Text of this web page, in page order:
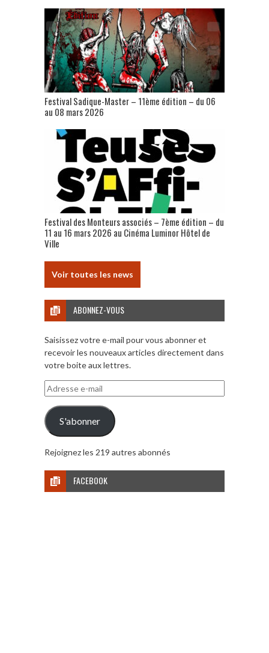
Festival Sadique-Master – 11ème édition – du 06
au 08 mars 2026
Festival des Monteurs associés – 7ème édition – du
11 au 16 mars 2026 au Cinéma Luminor Hôtel de
Ville
Voir toutes les news
ABONNEZ-VOUS
Saisissez votre e-mail pour vous abonner et
recevoir les nouveaux articles directement dans
votre boite aux lettres.
Adresse
e-
mail
S'abonner
Rejoignez les 219 autres abonnés
FACEBOOK